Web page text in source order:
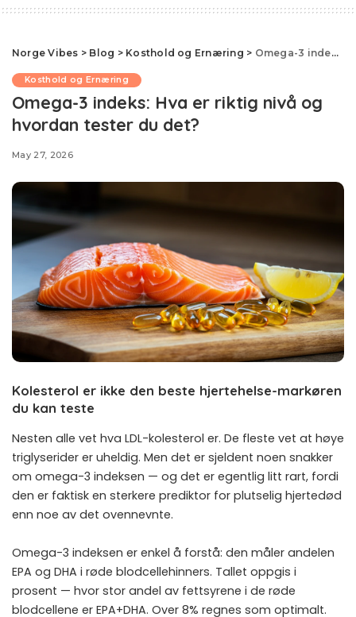
Norge Vibes > Blog > Kosthold og Ernæring > Omega-3 indeks: Hva er riktig nivå og hvordan tester du det?
Kosthold og Ernæring
Omega-3 indeks: Hva er riktig nivå og
hvordan tester du det?
May 27, 2026
Kolesterol er ikke den beste hjertehelse-markøren
du kan teste
Nesten alle vet hva LDL-kolesterol er. De fleste vet at høye
triglyserider er uheldig. Men det er sjeldent noen snakker
om omega-3 indeksen — og det er egentlig litt rart, fordi
den er faktisk en sterkere prediktor for plutselig hjertedød
enn noe av det ovennevnte.
Omega-3 indeksen er enkel å forstå: den måler andelen
EPA og DHA i røde blodcellehinners. Tallet oppgis i
prosent — hvor stor andel av fettsyrene i de røde
blodcellene er EPA+DHA. Over 8% regnes som optimalt.